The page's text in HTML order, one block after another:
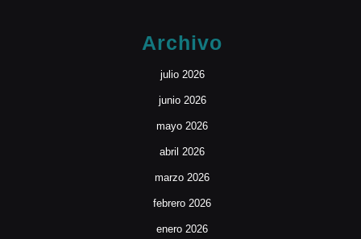
Archivo
julio 2026
junio 2026
mayo 2026
abril 2026
marzo 2026
febrero 2026
enero 2026